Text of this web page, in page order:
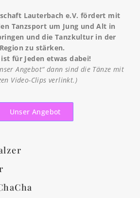
Lauterbach e.V. fördert mit
Tanzsport um Jung und Alt in
und die Tanzkultur in der
Region zu stärken.
für Jeden etwas dabei!
Angebot“ dann sind die Tänze mit
Video-Clips verlinkt.)
Unser Angebot